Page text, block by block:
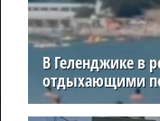
В Геленджике в
отдыхающими